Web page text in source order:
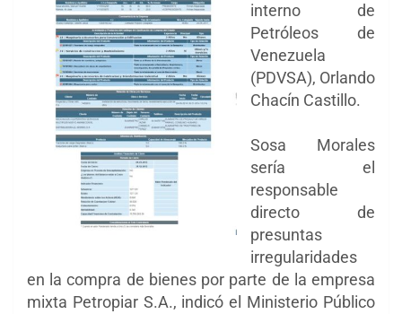
interno de
Petróleos de
Venezuela
(PDVSA), Orlando
Chacín Castillo.
Sosa Morales
sería el
responsable
directo de
presuntas
irregularidades
en la compra de bienes por parte de la empresa
mixta Petropiar S.A., indicó el Ministerio Público